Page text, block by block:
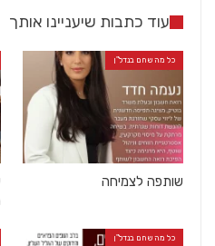
עוד כתבות שיעניינו אותך
כל מה שחם בנדל"ן
שותפה לצמיחה
כל מה שחם בנדל"ן